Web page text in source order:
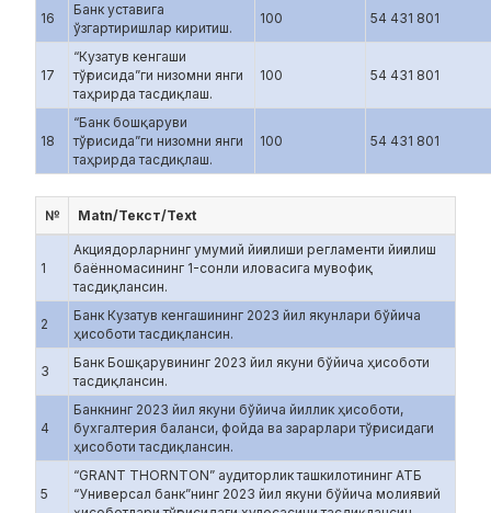
16
Банк уставига
ўзгартиришлар киритиш.
100 54 431 801
17
“Кузатув кенгаши
тўғрисида”ги низомни янги
таҳрирда тасдиқлаш.
100 54 431 801
18
“Банк бошқаруви
тўғрисида”ги низомни янги
таҳрирда тасдиқлаш.
100 54 431 801
№ Matn/Текст/Text
1
Акциядорларнинг умумий йиғилиши регламенти йиғилиш
баённомасининг 1-сонли иловасига мувофиқ
тасдиқлансин.
2
Банк Кузатув кенгашининг 2023 йил якунлари бўйича
ҳисоботи тасдиқлансин.
3
Банк Бошқарувининг 2023 йил якуни бўйича ҳисоботи
тасдиқлансин.
4
Банкнинг 2023 йил якуни бўйича йиллик ҳисоботи,
бухгалтерия баланси, фойда ва зарарлари тўғрисидаги
ҳисоботи тасдиқлансин.
5
“GRANT THORNTON” аудиторлик ташкилотининг АТБ
“Универсал банк”нинг 2023 йил якуни бўйича молиявий